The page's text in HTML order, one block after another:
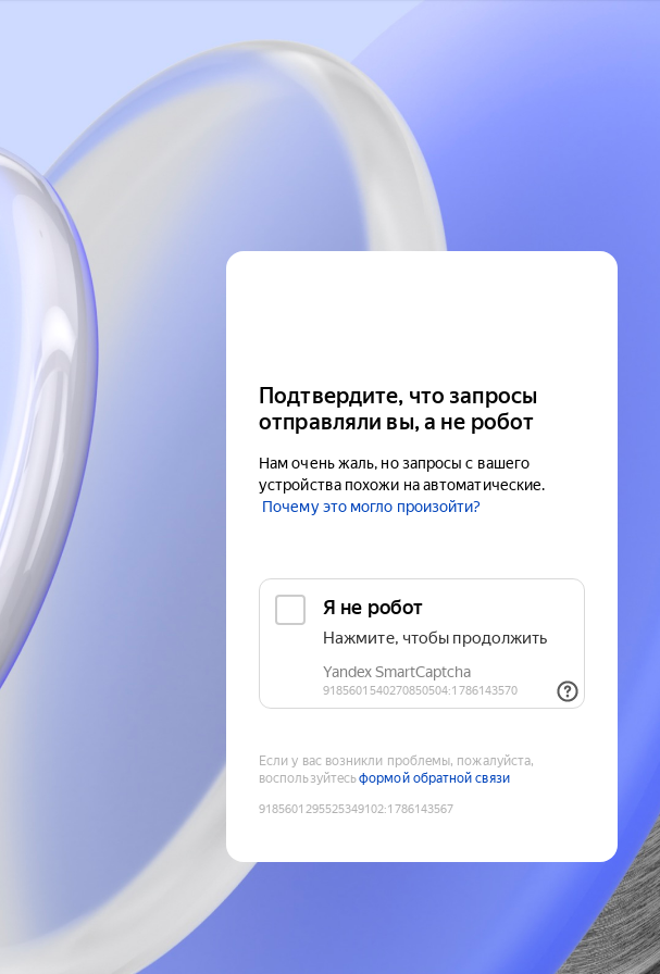
Подтвердите, что запросы
отправляли вы, а не робот
Нам очень жаль, но запросы с вашего
устройства похожи на автоматические.
Почему это могло произойти?
Если у вас возникли проблемы, пожалуйста,
воспользуйтесьформой обратной связи
9185601295525349102:1786143567